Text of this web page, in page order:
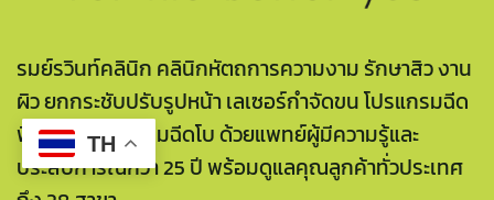
รมย์รวินท์คลินิก คลินิกหัตถการความงาม รักษาสิว งาน
ผิว ยกกระชับปรับรูปหน้า เลเซอร์กำจัดขน โปรแกรมฉีด
ฟิลเลอร์ โปรแกรมฉีดโบ ด้วยแพทย์ผู้มีความรู้และ
ประสบการณ์กว่า 25 ปี พร้อมดูแลคุณลูกค้าทั่วประเทศ
TH